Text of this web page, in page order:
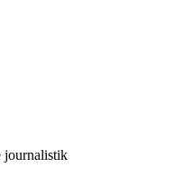
journalistik